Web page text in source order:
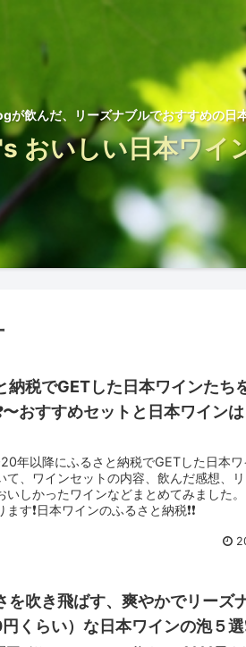
飲んだ、リーズナブルでおすすめの
おいしい日本ワイ
納税でGETした日本ワインたち
おすすめセットと日本ワイン
年以降にふるさと納税でGETした日本ワ
て、ワインセットの内容、飲んだ感想、
いしかったワインなどまとめてみました
す❗️日本ワインのふるさと納税❗️❗️
を吹き飛ばす、爽やかでリーズ
くらい）な日本ワインの泡５選